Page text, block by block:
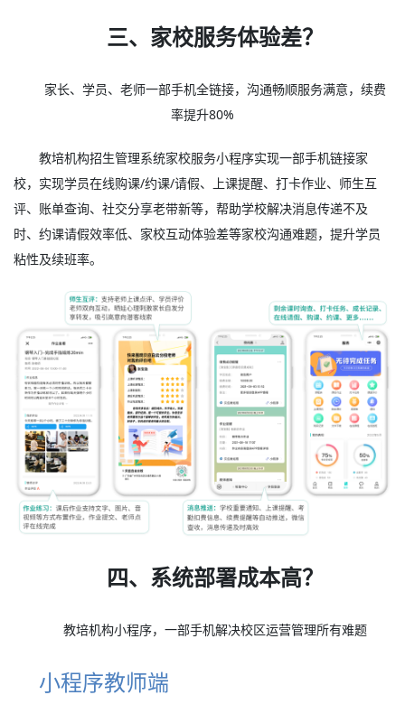
三、家校服务体验差？
家长、学员、老师一部手机全链接，沟通畅顺服务满意，续费
率提升80%
教培机构招生管理系统家校服务小程序实现一部手机链接家
校，实现学员在线购课/约课/请假、上课提醒、打卡作业、师生互
评、账单查询、社交分享老带新等，帮助学校解决消息传递不及
时、约课请假效率低、家校互动体验差等家校沟通难题，提升学员
粘性及续班率。
四、系统部署成本高？
教培机构小程序，一部手机解决校区运营管理所有难题
小程序教师端